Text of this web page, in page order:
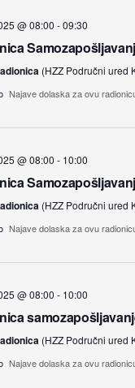
@ 08:00 -09:30
(HZZ Područni ured
Najave dolaska za ovu
@ 08:00 - 10:00
(HZZ Područni ured
Najave dolaska za ovu
@ 08:00 - 10:00
(HZZ Područni ured
Najave dolaska za ovu